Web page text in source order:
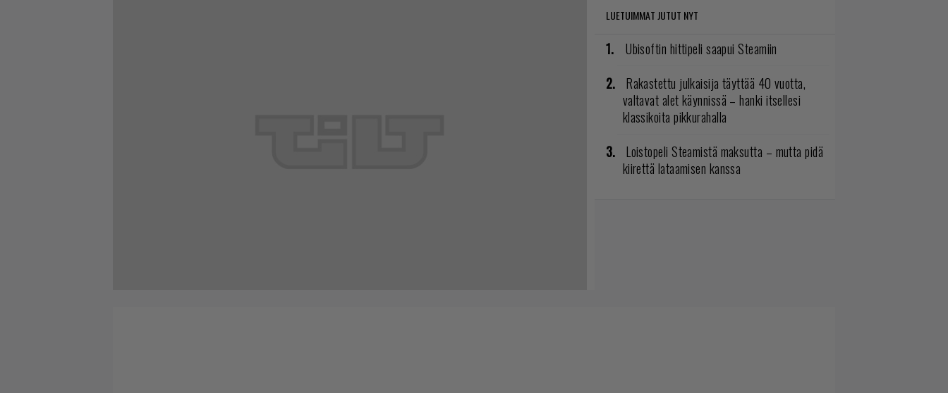
LUETUIMMAT JUTUT NYT
Ubisoftin hittipeli saapui Steamiin
Rakastettu julkaisija täyttää 40 vuotta,
valtavat alet käynnissä – hanki itsellesi
klassikoita pikkurahalla
Loistopeli Steamistä maksutta – mutta pidä
kiirettä lataamisen kanssa